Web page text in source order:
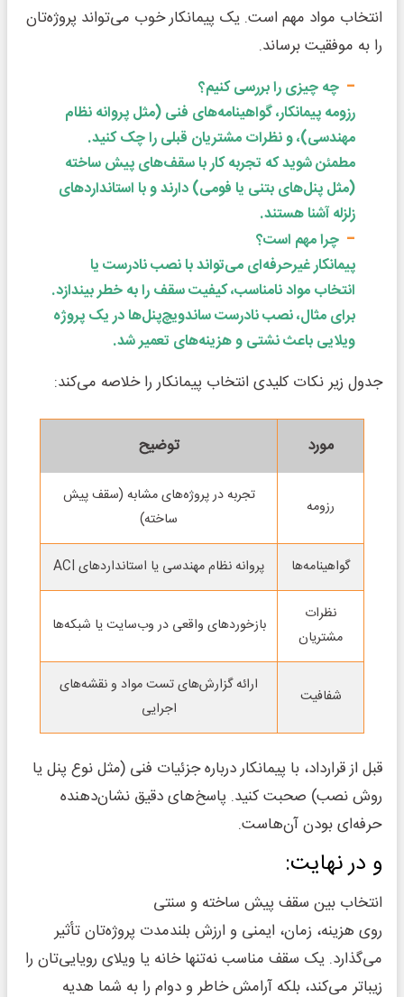
انتخاب مواد مهم است. یک پیمانکار خوب می‌تواند پروژه‌تان
را به موفقیت برساند.
چه چیزی را بررسی کنیم؟
رزومه پیمانکار، گواهینامه‌های فنی (مثل پروانه نظام
مهندسی)، و نظرات مشتریان قبلی را چک کنید.
مطمئن شوید که تجربه کار با سقف‌های پیش ساخته
(مثل پنل‌های بتنی یا فومی) دارند و با استانداردهای
زلزله آشنا هستند.
چرا مهم است؟
پیمانکار غیرحرفه‌ای می‌تواند با نصب نادرست یا
انتخاب مواد نامناسب، کیفیت سقف را به خطر بیندازد.
برای مثال، نصب نادرست ساندویچ‌پنل‌ها در یک پروژه
ویلایی باعث نشتی و هزینه‌های تعمیر شد.
جدول زیر نکات کلیدی انتخاب پیمانکار را خلاصه می‌کند:
مورد توضیح
رزومه
تجربه در پروژه‌های مشابه (سقف پیش
ساخته)
گواهینامه‌ها پروانه نظام مهندسی یا استانداردهای ACI
نظرات
مشتریان
بازخوردهای واقعی در وب‌سایت یا شبکه‌ها
شفافیت
ارائه گزارش‌های تست مواد و نقشه‌های
اجرایی
قبل از قرارداد، با پیمانکار درباره جزئیات فنی (مثل نوع پنل یا
روش نصب) صحبت کنید. پاسخ‌های دقیق نشان‌دهنده
حرفه‌ای بودن آن‌هاست.
و در نهایت:
انتخاب بین سقف پیش ساخته و سنتی
روی هزینه، زمان، ایمنی و ارزش بلندمدت پروژه‌تان تأثیر
می‌گذارد. یک سقف مناسب نه‌تنها خانه یا ویلای رویایی‌تان را
زیباتر می‌کند، بلکه آرامش خاطر و دوام را به شما هدیه